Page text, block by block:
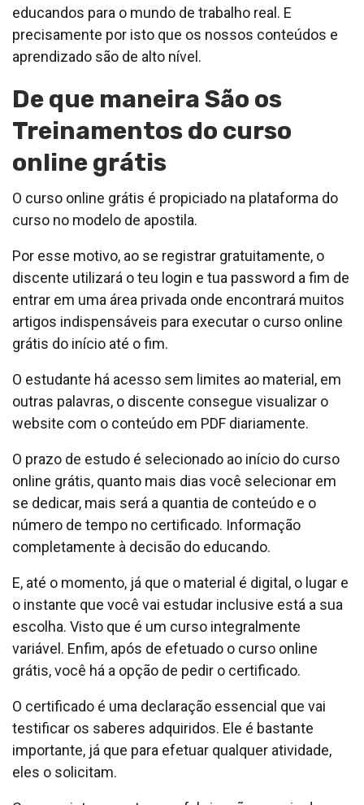
educandos para o mundo de trabalho real. E
precisamente por isto que os nossos conteúdos e
aprendizado são de alto nível.
De que maneira São os
Treinamentos do curso
online grátis
O curso online grátis é propiciado na plataforma do
curso no modelo de apostila.
Por esse motivo, ao se registrar gratuitamente, o
discente utilizará o teu login e tua password a fim de
entrar em uma área privada onde encontrará muitos
artigos indispensáveis para executar o curso online
grátis do início até o fim.
O estudante há acesso sem limites ao material, em
outras palavras, o discente consegue visualizar o
website com o conteúdo em PDF diariamente.
O prazo de estudo é selecionado ao início do curso
online grátis, quanto mais dias você selecionar em
se dedicar, mais será a quantia de conteúdo e o
número de tempo no certificado. Informação
completamente à decisão do educando.
E, até o momento, já que o material é digital, o lugar e
o instante que você vai estudar inclusive está a sua
escolha. Visto que é um curso integralmente
variável. Enfim, após de efetuado o curso online
grátis, você há a opção de pedir o certificado.
O certificado é uma declaração essencial que vai
testificar os saberes adquiridos. Ele é bastante
importante, já que para efetuar qualquer atividade,
eles o solicitam.